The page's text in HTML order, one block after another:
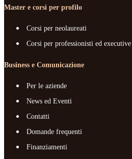
Master e corsi per profilo
Corsi per neolaureati
Corsi per professionisti ed executive
Business e Comunicazione
Per le aziende
News ed Eventi
Contatti
Domande frequenti
Finanziamenti